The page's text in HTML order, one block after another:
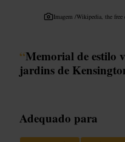
Imagem /Wikipedia, the free
“Memorial de estilo
jardins de
Adequado para